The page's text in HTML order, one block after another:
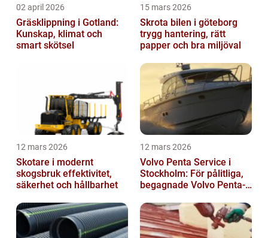
02 april 2026
Gräsklippning i Gotland:
Kunskap, klimat och
smart skötsel
15 mars 2026
Skrota bilen i göteborg
trygg hantering, rätt
papper och bra miljöval
12 mars 2026
Skotare i modernt
skogsbruk effektivitet,
säkerhet och hållbarhet
12 mars 2026
Volvo Penta Service i
Stockholm: För pålitliga,
begagnade Volvo Penta-